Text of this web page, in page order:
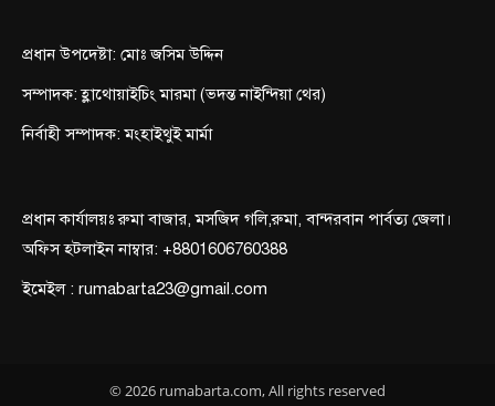
প্রধান উপদেষ্টা: মোঃ জসিম উদ্দিন
সম্পাদক: হ্লাথোয়াইচিং মারমা (ভদন্ত নাইন্দিয়া থের)
নির্বাহী সম্পাদক: মংহাইথুই মার্মা
প্রধান কার্যালয়ঃ রুমা বাজার, মসজিদ গলি,রুমা, বান্দরবান পার্বত্য জেলা।
অফিস হটলাইন নাম্বার: +8801606760388
ইমেইল : rumabarta23@gmail.com
© 2026 rumabarta.com, All rights reserved